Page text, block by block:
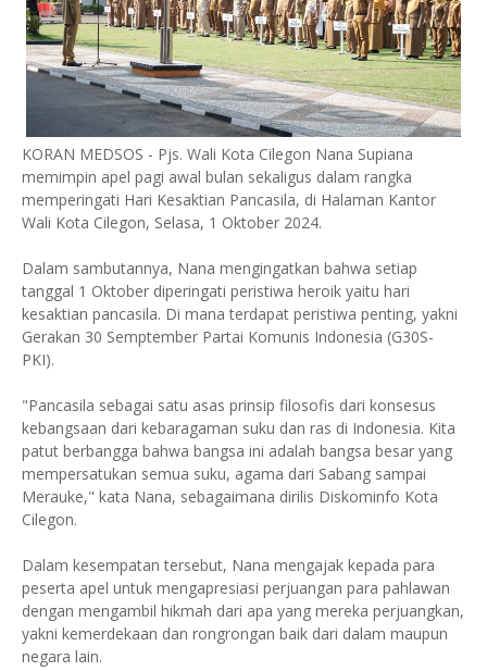
KORAN MEDSOS - Pjs. Wali Kota Cilegon Nana Supiana
memimpin apel pagi awal bulan sekaligus dalam rangka
memperingati Hari Kesaktian Pancasila, di Halaman Kantor
Wali Kota Cilegon, Selasa, 1 Oktober 2024.
Dalam sambutannya, Nana mengingatkan bahwa setiap
tanggal 1 Oktober diperingati peristiwa heroik yaitu hari
kesaktian pancasila. Di mana terdapat peristiwa penting, yakni
Gerakan 30 Semptember Partai Komunis Indonesia (G30S-
PKI).
"Pancasila sebagai satu asas prinsip filosofis dari konsesus
kebangsaan dari kebaragaman suku dan ras di Indonesia. Kita
patut berbangga bahwa bangsa ini adalah bangsa besar yang
mempersatukan semua suku, agama dari Sabang sampai
Merauke," kata Nana, sebagaimana dirilis Diskominfo Kota
Cilegon.
Dalam kesempatan tersebut, Nana mengajak kepada para
peserta apel untuk mengapresiasi perjuangan para pahlawan
dengan mengambil hikmah dari apa yang mereka perjuangkan,
yakni kemerdekaan dan rongrongan baik dari dalam maupun
negara lain.